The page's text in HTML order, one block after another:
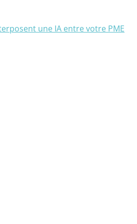
une IA entre votre PME